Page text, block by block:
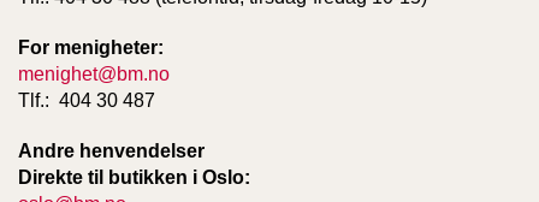
For menigheter:
menighet@bm.no
Tlf.: 404 30 487
Andre henvendelser
Direkte til butikken i Oslo: